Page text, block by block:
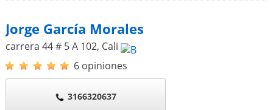
Jorge García Morales
carrera 44 # 5 A 102, Cali
6 opiniones
3166320637